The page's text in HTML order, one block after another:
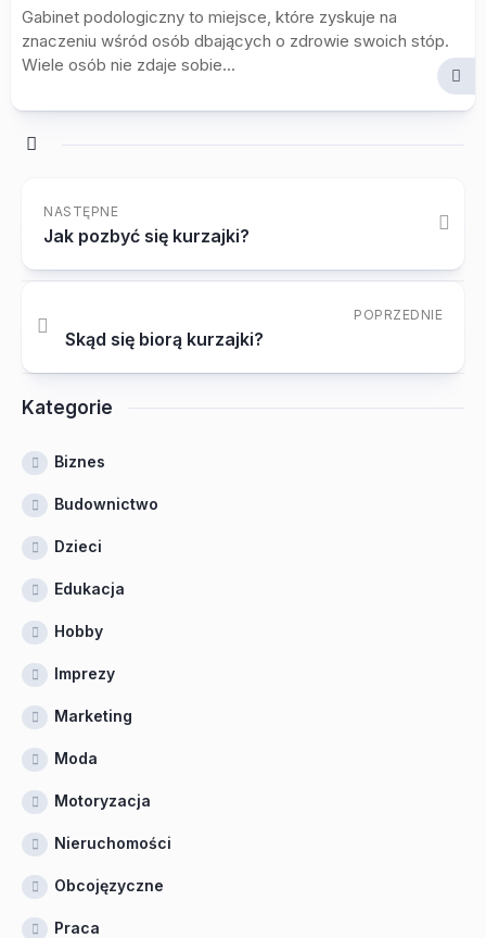
Gabinet podologiczny to miejsce, które zyskuje na
znaczeniu wśród osób dbających o zdrowie swoich stóp.
Wiele osób nie zdaje sobie...
NASTĘPNE
Jak pozbyć się kurzajki?
POPRZEDNIE
Skąd się biorą kurzajki?
Kategorie
Biznes
Budownictwo
Dzieci
Edukacja
Hobby
Imprezy
Marketing
Moda
Motoryzacja
Nieruchomości
Obcojęzyczne
Praca